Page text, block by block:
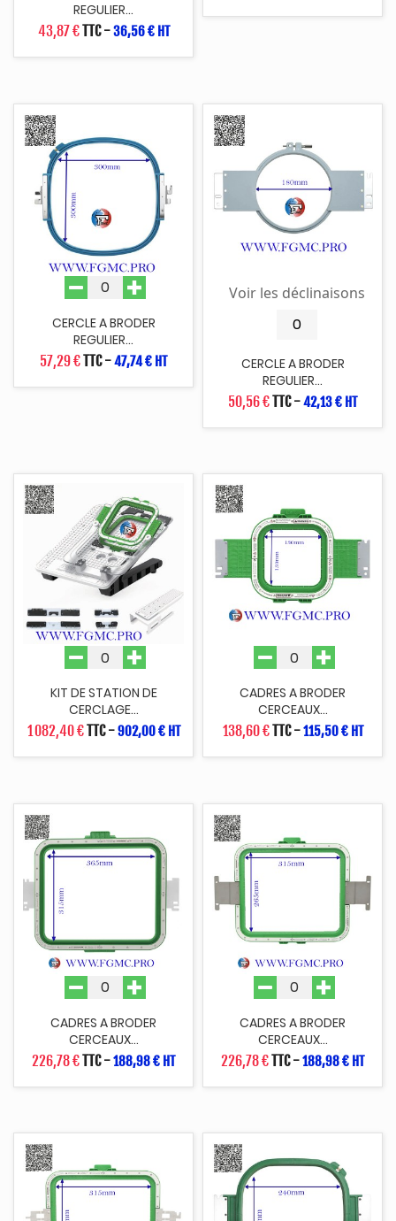
REGULIER...
43,87 €TTC-36,56 € HT
CERCLE A BRODER
REGULIER...
57,29 €TTC-47,74 € HT
Voir les déclinaisons
CERCLE A BRODER
REGULIER...
50,56 €TTC-42,13 € HT
KIT DE STATION DE
CERCLAGE...
1 082,40 €TTC-902,00 € HT
CADRES A BRODER
CERCEAUX...
138,60 €TTC-115,50 € HT
CADRES A BRODER
CERCEAUX...
226,78 €TTC-188,98 € HT
CADRES A BRODER
CERCEAUX...
226,78 €TTC-188,98 € HT